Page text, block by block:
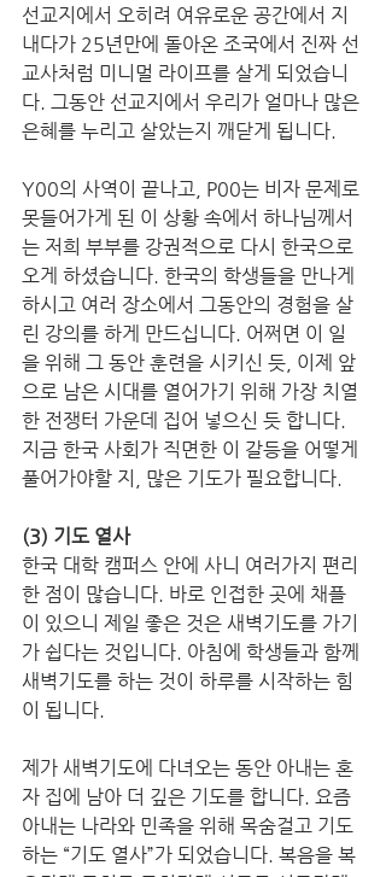
선교지에서 오히려 여유로운 공간에서 지
내다가 25년만에 돌아온 조국에서 진짜 선
교사처럼 미니멀 라이프를 살게 되었습니
다. 그동안 선교지에서 우리가 얼마나 많은
은혜를 누리고 살았는지 깨닫게 됩니다.
Y00의 사역이 끝나고, P00는 비자 문제로
못들어가게 된 이 상황 속에서 하나님께서
는 저희 부부를 강권적으로 다시 한국으로
오게 하셨습니다. 한국의 학생들을 만나게
하시고 여러 장소에서 그동안의 경험을 살
린 강의를 하게 만드십니다. 어쩌면 이 일
을 위해 그 동안 훈련을 시키신 듯, 이제 앞
으로 남은 시대를 열어가기 위해 가장 치열
한 전쟁터 가운데 집어 넣으신 듯 합니다.
지금 한국 사회가 직면한 이 갈등을 어떻게
풀어가야할 지, 많은 기도가 필요합니다.
(3) 기도 열사
한국 대학 캠퍼스 안에 사니 여러가지 편리
한 점이 많습니다. 바로 인접한 곳에 채플
이 있으니 제일 좋은 것은 새벽기도를 가기
가 쉽다는 것입니다. 아침에 학생들과 함께
새벽기도를 하는 것이 하루를 시작하는 힘
이 됩니다.
제가 새벽기도에 다녀오는 동안 아내는 혼
자 집에 남아 더 깊은 기도를 합니다. 요즘
아내는 나라와 민족을 위해 목숨걸고 기도
하는 “기도 열사”가 되었습니다. 복음을 복